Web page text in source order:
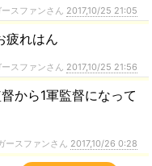
スファンさん 2017,10/25 21:05
疲れはん
スファンさん 2017,10/25 21:56
から1軍監督になって
スファンさん 2017,10/26 0:28